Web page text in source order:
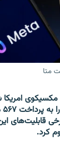
متا
مکسیکوی
قابلیت‌های